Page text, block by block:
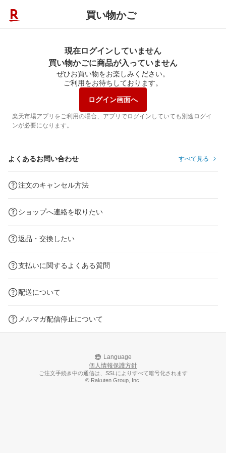
買い物かご
現在ログインしていません
買い物かごに商品が入っていません
ぜひお買い物をお楽しみください。
ご利用をお待ちしております。
ログイン画面へ
楽天市場アプリをご利用の場合、アプリでログインしていても別途ログイ
ンが必要になります。
よくあるお問い合わせ すべて見る
注文のキャンセル方法
ショップへ連絡を取りたい
返品・交換したい
支払いに関するよくある質問
配送について
メルマガ配信停止について
Language
個人情報保護方針
ご注文手続き中の通信は、SSLによりすべて暗号化されます
© Rakuten Group, Inc.